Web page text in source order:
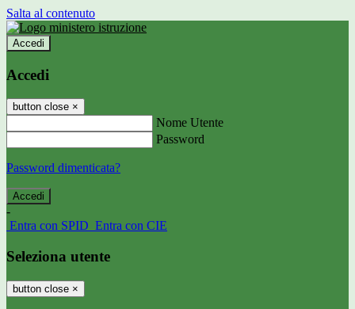
Salta al contenuto
Accedi
Accedi
button close ×
Nome Utente
Password
Password dimenticata?
-
Entra con SPID Entra con CIE
Seleziona utente
button close ×